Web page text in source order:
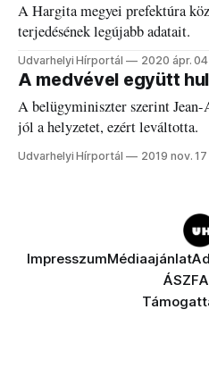
A Hargita megyei prefektúra
terjedésének legújabb adatait.
Udvarhelyi Hírportál 2020 ápr. 04
A medvével együtt
A belügyminiszter szerint
jól a helyzetet, ezért leváltotta.
Udvarhelyi Hírportál 2019 nov. 17
ImpresszumMédiaajánlat
ÁSZF